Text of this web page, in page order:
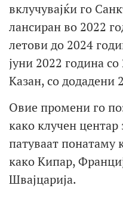
вклучувајќи го
лансиран во 2022
летови до 2024
јуни 2022 година
Казан, со додадени
Овие промени го
како клучен центар
патуваат понатаму
како Кипар,
Швајцарија.